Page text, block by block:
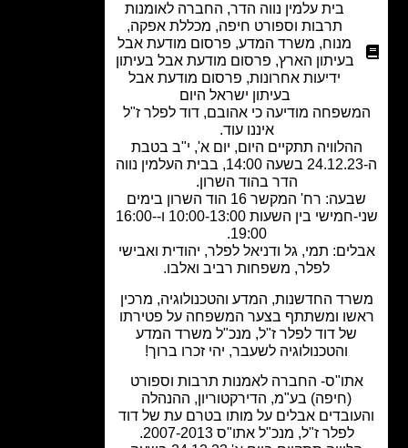
בית עלמין נווה הדר,החברה לאומנות
תרבות וספורט חיפה,מכללת אפקה,
מנוח, משרד המדע,פרסום מודעת אבל
בעיתון הארץ,פרסום מודעת אבל בעיתון
ידיעות אחרונות,פרסום מודעת אבל
בעיתון ישראל היום
מודיעה כי אהובם, דוד לפלר ז"ל
איננו עוד.
תתקיים היום, יום א', י"ב בטבת
ה-24.12.23 בשעה 14:00, בבית העלמין נווה
הדר בהוד השרון.
שבעה: רח' המקשר 16 הוד השרון בימים
שני-חמישי בין השעות 10:00-13:00 ו-16:00-
תמי, גל ודניאל לפלר, יהודית ואבישי
לפלר, משפחות רביב ואלבו.
החדשנות, המדע והטכנולוגיה, מרכין
ומשתתף בצער המשפחה על פטירתו
של דוד לפלר ז"ל, מנכ"ל משרד המדע
והטכנולוגיה לשעבר, יהי זכרו ברוך!
החברה לאמנות תרבות וספורט
(חיפה) בע"מ, הדירקטוריון, ההנהלה
אבלים על מותו בטרם עת של דוד
לפלר ז"ל, מנכ"ל אתו"ס 2007-2013.